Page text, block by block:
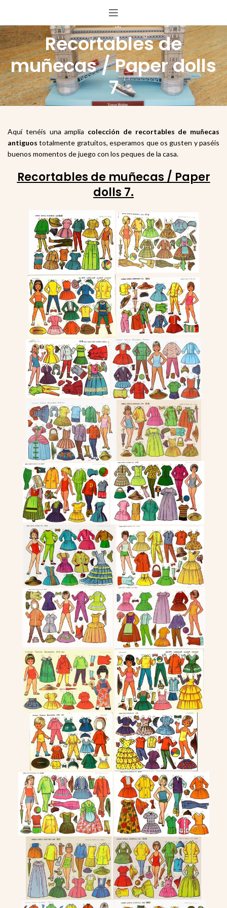
Recortables de
muñecas / Paper dolls
7
Aquí tenéis una amplia colección de recortables de muñecas
antiguostotalmente gratuitos, esperamos que os gusten y paséis
buenos momentos de juego con los peques de la casa.
Recortables de muñecas / Paper
dolls 7.